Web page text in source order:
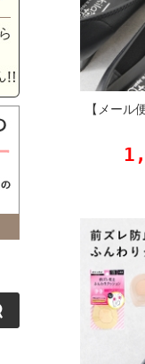
【メール